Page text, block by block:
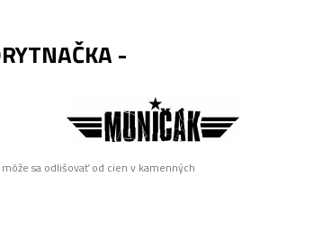
-
sa odlišovať od cien v kamenných